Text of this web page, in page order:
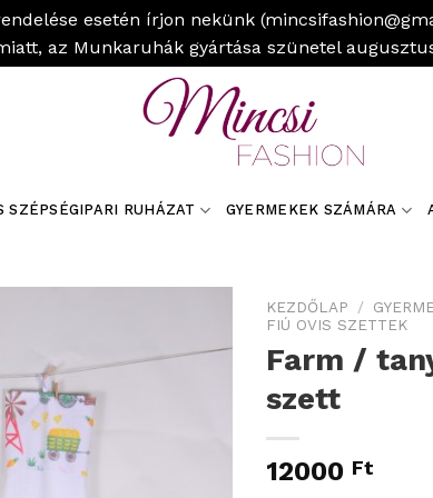
esetén írjon nekünk
az Munkaruhák gyártása szünetel
SZÉPSÉGIPARI RUHÁZAT GYERMEKEK SZÁMÁRA
KEZDŐLAP /
FIÚ OVIS SZETTEK
Farm /
szett
12000 Ft